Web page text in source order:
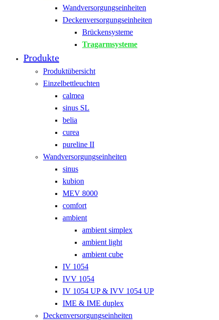
Wandversorgungseinheiten
Deckenversorgungseinheiten
Brückensysteme
Tragarmsysteme
Produkte
Produktübersicht
Einzelbettleuchten
calmea
sinus SL
belia
curea
pureline II
Wandversorgungseinheiten
sinus
kubion
MEV 8000
comfort
ambient
ambient simplex
ambient light
ambient cube
IV 1054
IVV 1054
IV 1054 UP & IVV 1054 UP
IME & IME duplex
Deckenversorgungseinheiten